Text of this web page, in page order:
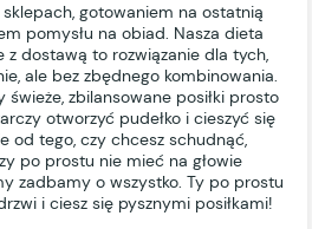
gotowaniem na ostatnią
pomysłu na obiad. Nasza dieta
z dostawą to rozwiązanie dla tych,
ale bez zbędnego kombinowania.
zbilansowane posiłki prosto
otworzyć pudełko i cieszyć się
od tego, czy chcesz schudnąć,
po prostu nie mieć na głowie
zadbamy o wszystko. Ty po prostu
i ciesz się pysznymi posiłkami!